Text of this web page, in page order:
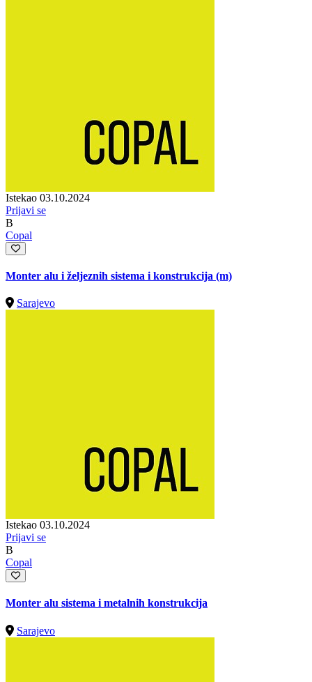
Istekao 03.10.2024
Prijavi se
B
Copal
Monter alu i željeznih sistema i konstrukcija (m)
Sarajevo
Istekao 03.10.2024
Prijavi se
B
Copal
Monter alu sistema i metalnih konstrukcija
Sarajevo